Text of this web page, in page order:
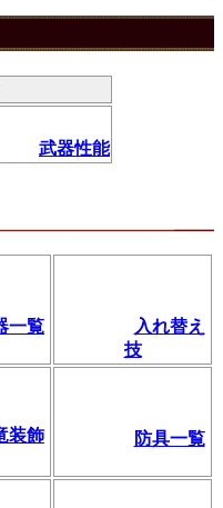
武器性能
一覧
入れ替え
技
装飾
防具一覧